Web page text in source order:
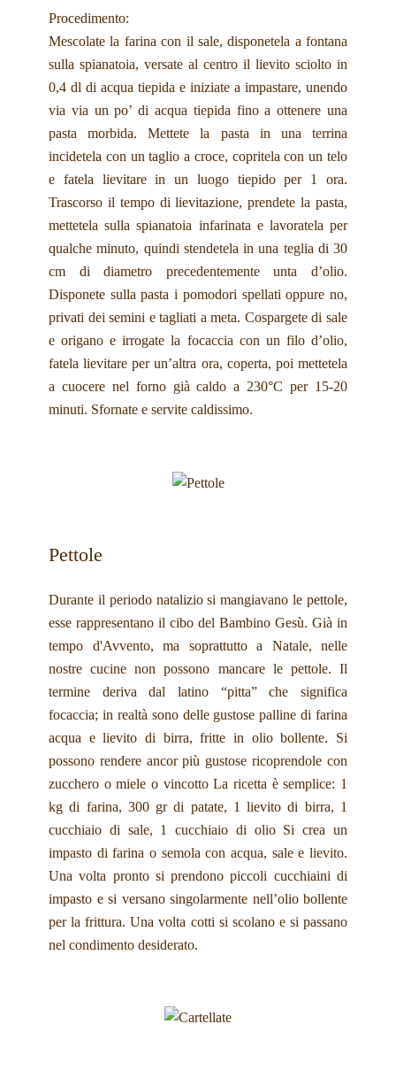
Procedimento:
Mescolate la farina con il sale, disponetela a fontana
sulla spianatoia, versate al centro il lievito sciolto in
0,4 dl di acqua tiepida e iniziate a impastare, unendo
via via un po’ di acqua tiepida fino a ottenere una
pasta morbida. Mettete la pasta in una terrina
incidetela con un taglio a croce, copritela con un telo
e fatela lievitare in un luogo tiepido per 1 ora.
Trascorso il tempo di lievitazione, prendete la pasta,
mettetela sulla spianatoia infarinata e lavoratela per
qualche minuto, quindi stendetela in una teglia di 30
cm di diametro precedentemente unta d’olio.
Disponete sulla pasta i pomodori spellati oppure no,
privati dei semini e tagliati a meta. Cospargete di sale
e origano e irrogate la focaccia con un filo d’olio,
fatela lievitare per un’altra ora, coperta, poi mettetela
a cuocere nel forno già caldo a 230°C per 15-20
minuti. Sfornate e servite caldissimo.
Pettole
Durante il periodo natalizio si mangiavano le pettole,
esse rappresentano il cibo del Bambino Gesù. Già in
tempo d'Avvento, ma soprattutto a Natale, nelle
nostre cucine non possono mancare le pettole. Il
termine deriva dal latino “pitta” che significa
focaccia; in realtà sono delle gustose palline di farina
acqua e lievito di birra, fritte in olio bollente. Si
possono rendere ancor più gustose ricoprendole con
zucchero o miele o vincotto La ricetta è semplice: 1
kg di farina, 300 gr di patate, 1 lievito di birra, 1
cucchiaio di sale, 1 cucchiaio di olio Si crea un
impasto di farina o semola con acqua, sale e lievito.
Una volta pronto si prendono piccoli cucchiaini di
impasto e si versano singolarmente nell’olio bollente
per la frittura. Una volta cotti si scolano e si passano
nel condimento desiderato.